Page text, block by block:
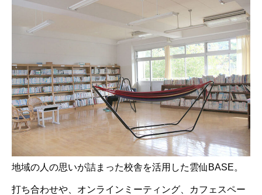
地域の人の思いが詰まった校舎を活用した雲仙BASE。
打ち合わせや、オンラインミーティング、カフェスペー